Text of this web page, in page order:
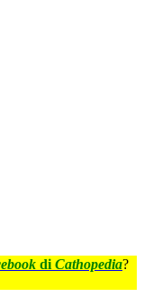
di Cathopedia?